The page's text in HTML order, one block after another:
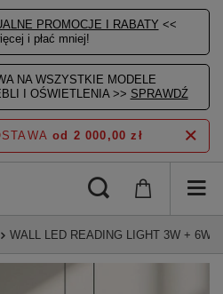
PROMOCJE I RABATY <<
i płać mniej!
NA WSZYSTKIE MODELE
I OŚWIETLENIA >> SPRAWDŹ
od 2 000,00 zł
WALL LED READING LIGHT 3W + 6W